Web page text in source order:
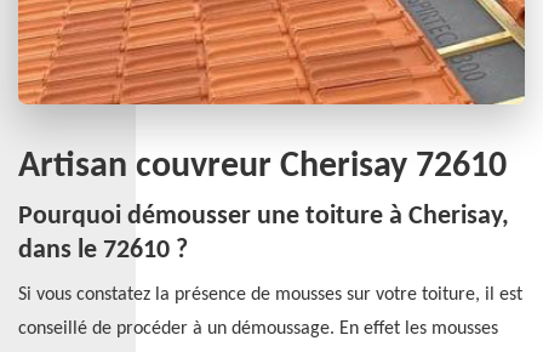
Artisan couvreur Cherisay 72610
Pourquoi démousser une toiture à Cherisay,
dans le 72610 ?
Si vous constatez la présence de mousses sur votre toiture, il est
conseillé de procéder à un démoussage. En effet les mousses